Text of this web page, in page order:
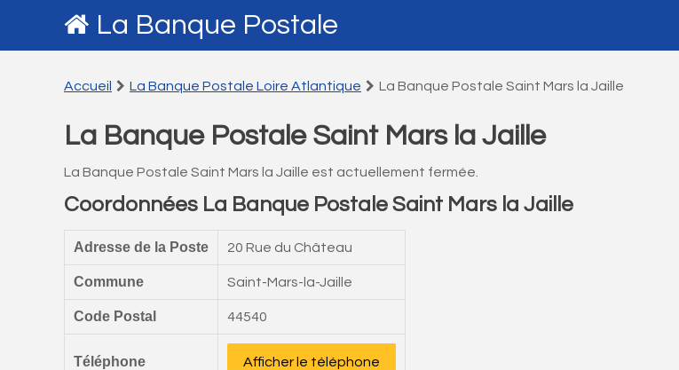
La Banque Postale
Accueil La Banque Postale Loire Atlantique La Banque Postale Saint Mars la Jaille
La Banque Postale Saint Mars la Jaille
La Banque Postale Saint Mars la Jaille est actuellement fermée.
Coordonnées La Banque Postale Saint Mars la Jaille
Adresse de la Poste 20 Rue du Château
Commune Saint-Mars-la-Jaille
Code Postal 44540
Téléphone Afficher le téléphone